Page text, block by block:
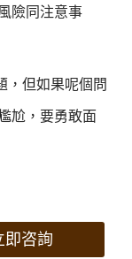
險同注意事
，但如果呢個問
尬，要勇敢面
即咨詢